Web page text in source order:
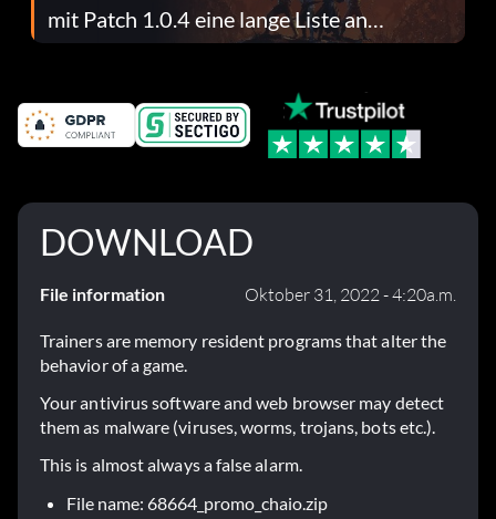
mit Patch 1.0.4 eine lange Liste an
Fehlerbehebungen
DOWNLOAD
File information Oktober 31, 2022 - 4:20a.m.
Trainers are memory resident programs that alter the
behavior of a game.
Your antivirus software and web browser may detect
them as malware (viruses, worms, trojans, bots etc.).
This is almost always a false alarm.
File name: 68664_promo_chaio.zip